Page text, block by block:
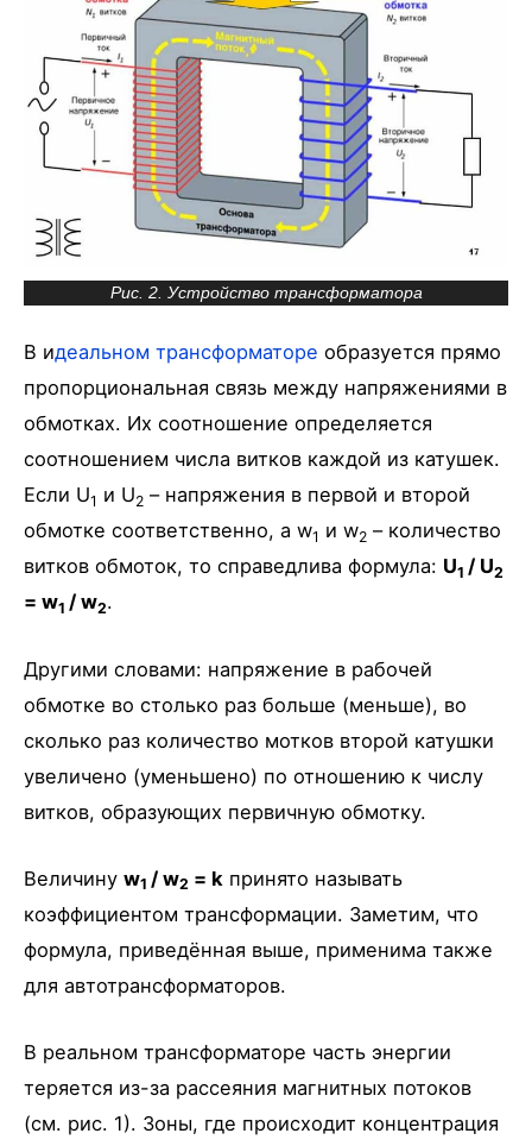
Рис. 2. Устройство трансформатора
В идеальном трансформаторе образуется прямо
пропорциональная связь между напряжениями в
обмотках. Их соотношение определяется
соотношением числа витков каждой из катушек.
Если U1 и U2 – напряжения в первой и второй
обмотке соответственно, а w1 и w2 – количество
витков обмоток, то справедлива формула: U1 / U2
= w1 / w2.
Другими словами: напряжение в рабочей
обмотке во столько раз больше (меньше), во
сколько раз количество мотков второй катушки
увеличено (уменьшено) по отношению к числу
витков, образующих первичную обмотку.
Величину w1 / w2 = k принято называть
коэффициентом трансформации. Заметим, что
формула, приведённая выше, применима также
для автотрансформаторов.
В реальном трансформаторе часть энергии
теряется из-за рассеяния магнитных потоков
(см. рис. 1). Зоны, где происходит концентрация